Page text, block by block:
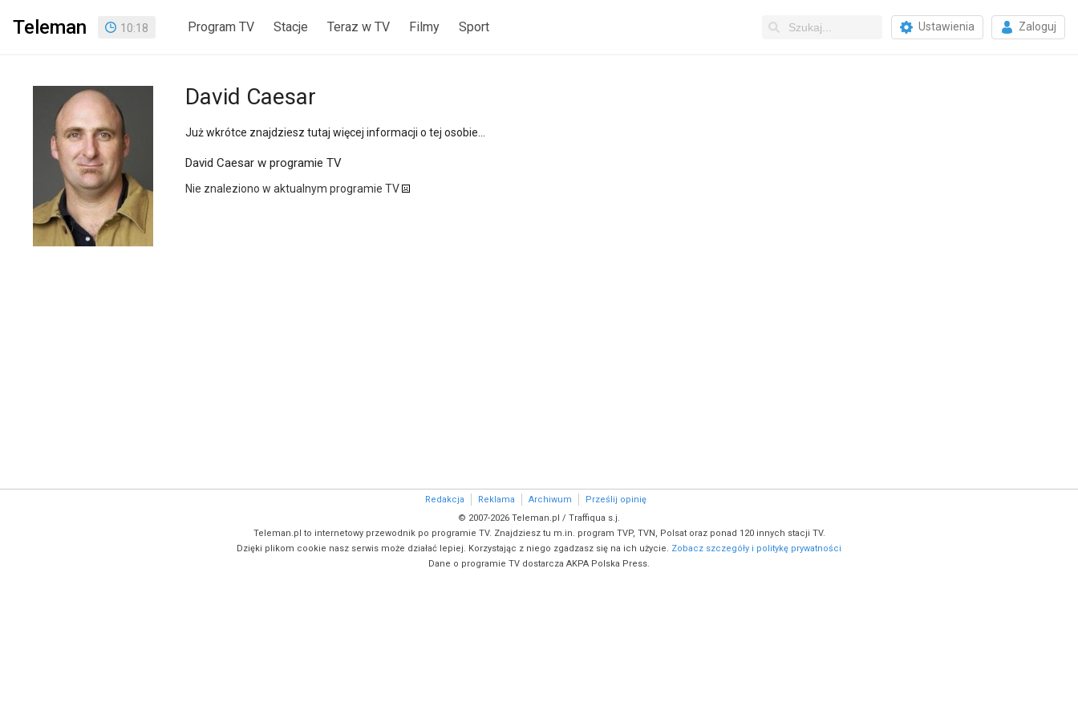
Teleman 10:18 Program TV Stacje Teraz w TV Filmy Sport Ustawienia Zaloguj
David Caesar
Już wkrótce znajdziesz tutaj więcej informacji o tej osobie...
David Caesar w programie TV
Nie znaleziono w aktualnym programie TV
Redakcja Reklama Archiwum
Prześlij opinię
© 2007-2026 Teleman.pl / Traffiqua s.j.
Teleman.pl to internetowy przewodnik po programie TV. Znajdziesz tu m.in. program TVP, TVN, Polsat oraz ponad 120 innych stacji TV.
Dzięki plikom cookie nasz serwis może działać lepiej. Korzystając z niego zgadzasz się na ich użycie. Zobacz szczegóły i politykę prywatności
Dane o programie TV dostarcza AKPA Polska Press.